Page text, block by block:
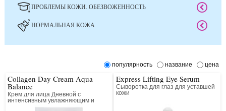
ПРОБЛЕМЫ КОЖИ. ОБЕЗВОЖЕННОСТЬ
НОРМАЛЬНАЯ КОЖА
популярность название цена
Collagen Day Cream Aqua
Balance
Крем для лица Дневной с
интенсивным увлажняющим и
лифтинг действием
Express Lifting Eye Serum
Сыворотка для глаз для уставшей
кожи